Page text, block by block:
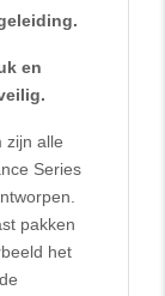
en
zijn alle
Series
pakken
het